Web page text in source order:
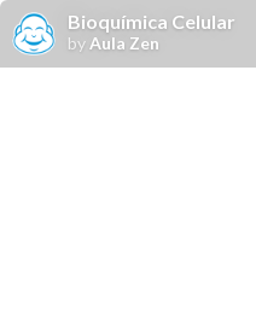
Bioquímica Celular
by Aula Zen